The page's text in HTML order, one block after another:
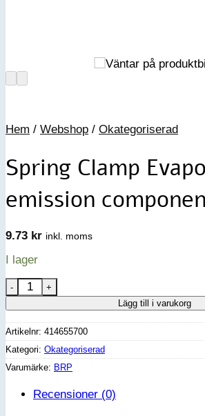
Hem / Webshop / Okategoriserad
Spring Clamp
emission
9.73 kr inkl. moms
I lager
Spring Clamp Evaporative emission
Lägg till i varukorg
Artikelnr: 414655700
Kategori: Okategoriserad
Varumärke: BRP
Recensioner (0)